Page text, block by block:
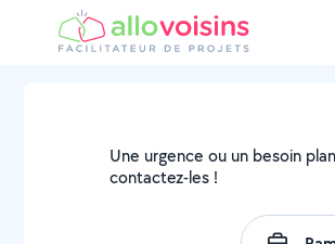
Une urgence ou un besoin
contactez-les !